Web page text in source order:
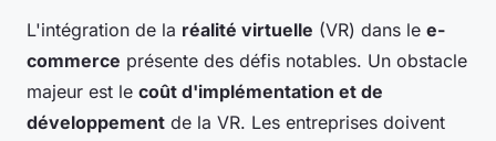
L'intégration de la réalité virtuelle (VR) dans le e-
commerce présente des défis notables. Un obstacle
majeur est le coût d'implémentation et de
développement de la VR. Les entreprises doivent